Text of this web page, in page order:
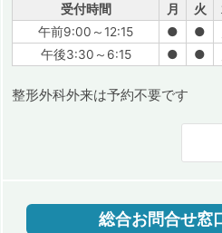
受付時間
月 火
午前9:00～12:15
● ●
午後3:30～6:15
● ●
整形外科外来は予約不要です
総合お問合せ窓